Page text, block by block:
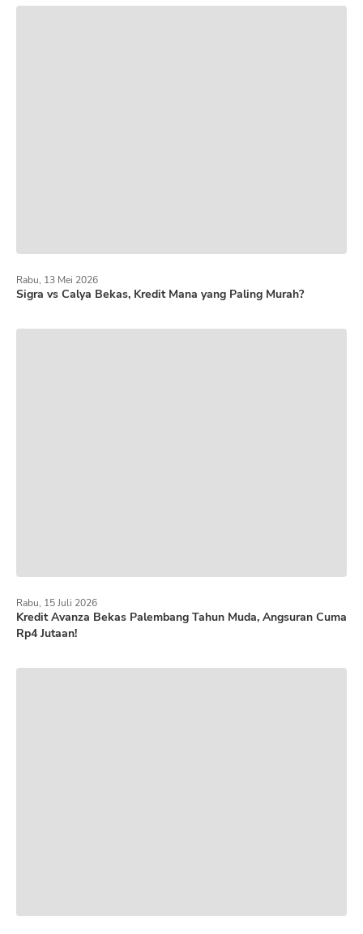
Sigra vs Calya Bekas, Kredit Mana yang Paling Murah?
Rabu, 13 Mei 2026
Kredit Avanza Bekas Palembang Tahun Muda, Angsuran Cuma
Rp4 Jutaan!
Rabu, 15 Juli 2026